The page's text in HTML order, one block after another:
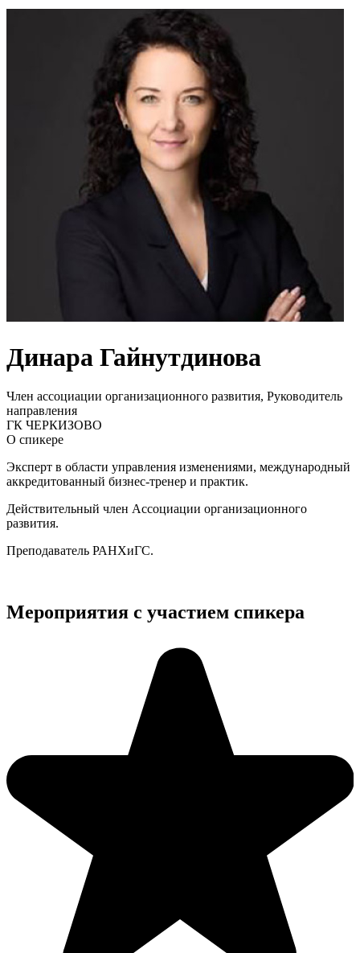
Динара Гайнутдинова
Член ассоциации организационного развития, Руководитель
направления
ГК ЧЕРКИЗОВО
О спикере
Эксперт в области управления изменениями, международный
аккредитованный бизнес-тренер и практик.
Действительный член Ассоциации организационного
развития.
Преподаватель РАНХиГС.
Мероприятия с участием спикера